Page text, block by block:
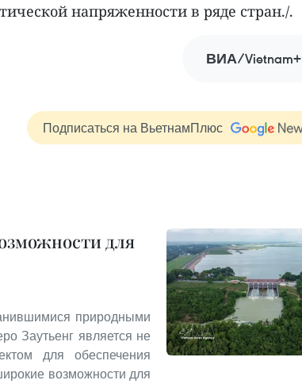
напряженности в ряде стран./.
ВИА/Vietnam+
Подписаться на ВьетнамПлюс
для
природными
Заутьенг является не
для обеспечения
возможности для